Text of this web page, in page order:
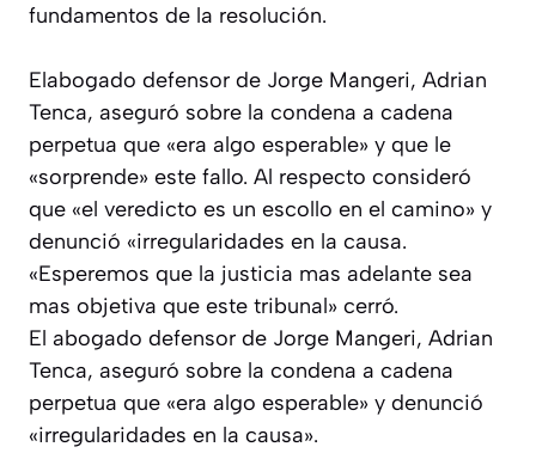
fundamentos de la resolución.
Elabogado defensor de Jorge Mangeri, Adrian
Tenca, aseguró sobre la condena a cadena
perpetua que «era algo esperable» y que le
«sorprende» este fallo. Al respecto consideró
que «el veredicto es un escollo en el camino» y
denunció «irregularidades en la causa.
«Esperemos que la justicia mas adelante sea
mas objetiva que este tribunal» cerró.
El abogado defensor de Jorge Mangeri, Adrian
Tenca, aseguró sobre la condena a cadena
perpetua que «era algo esperable» y denunció
«irregularidades en la causa».